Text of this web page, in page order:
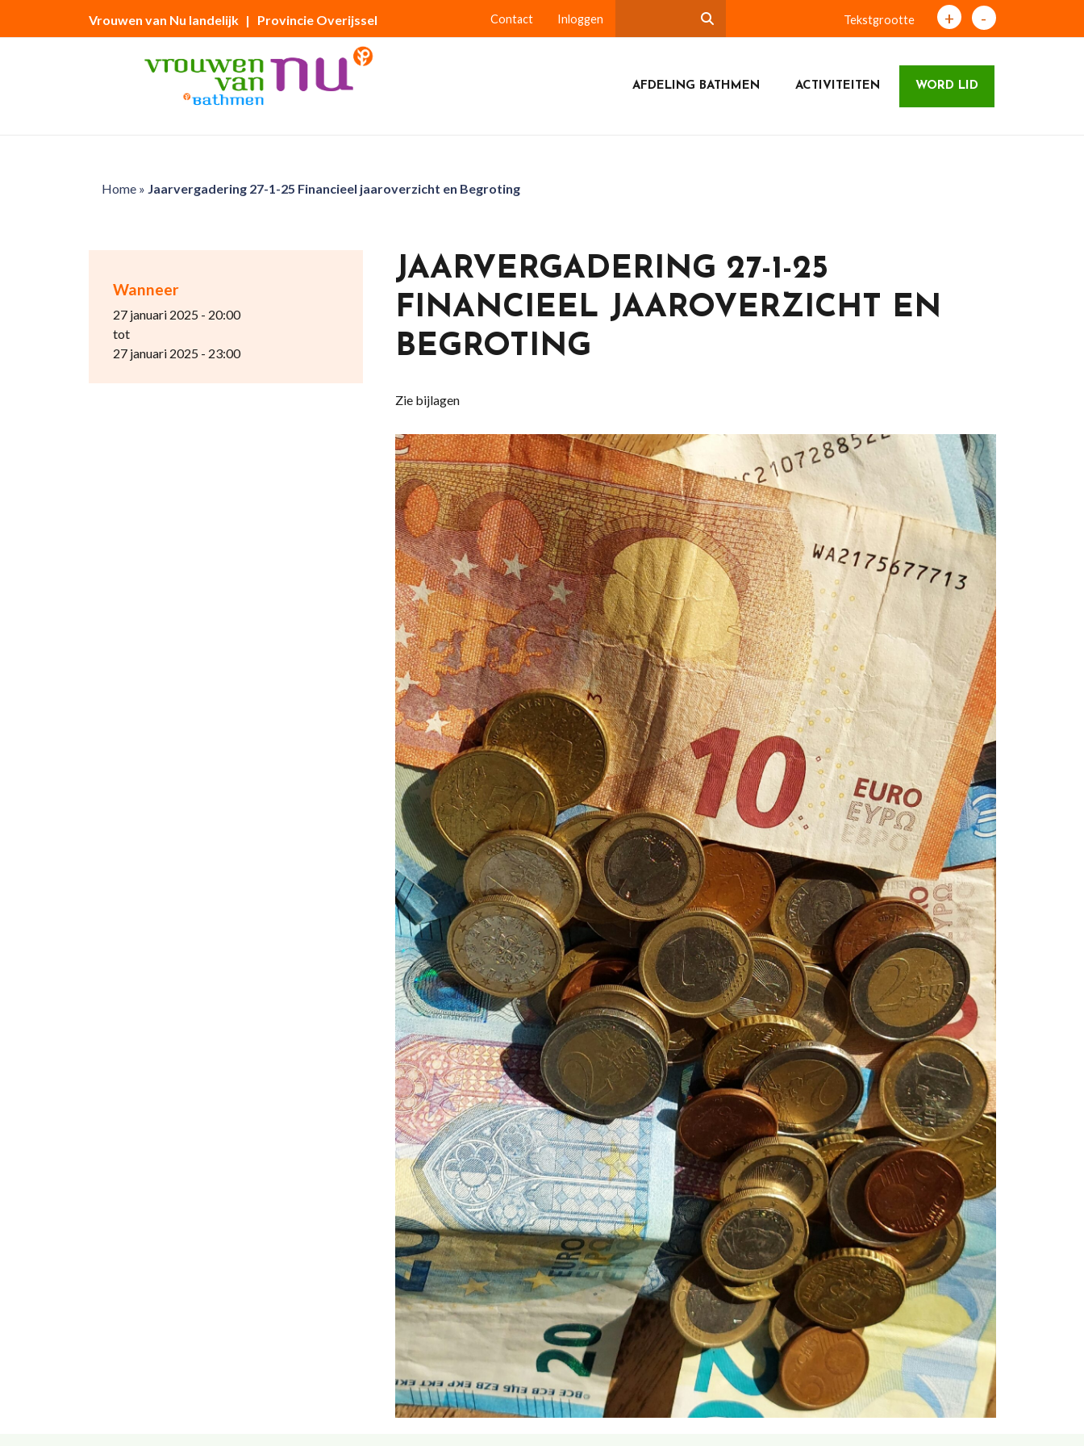
Vrouwen van Nu landelijk | Provincie Overijssel Contact Inloggen Tekstgrootte + -
AFDELING BATHMEN ACTIVITEITEN WORD LID
Home» Jaarvergadering 27-1-25 Financieel jaaroverzicht en Begroting
Wanneer
27 januari 2025 - 20:00
tot
27 januari 2025 - 23:00
JAARVERGADERING 27-1-25
FINANCIEEL JAAROVERZICHT EN
BEGROTING
Zie bijlagen